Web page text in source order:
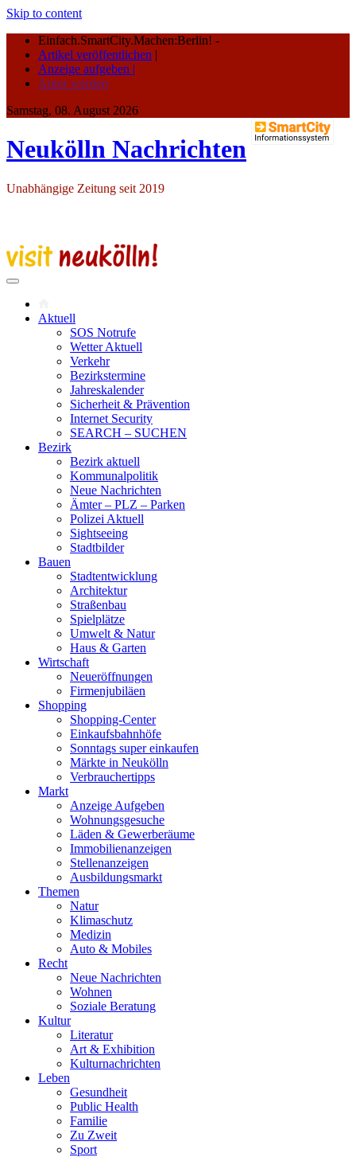
Skip to content
Einfach.SmartCity.Machen:Berlin! -
Artikel veröffentlichen |
Anzeige aufgeben |
Autor werden
Samstag, 08. August 2026
Neukölln Nachrichten
Unabhängige Zeitung seit 2019
Aktuell
SOS Notrufe
Wetter Aktuell
Verkehr
Bezirkstermine
Jahreskalender
Sicherheit & Prävention
Internet Security
SEARCH – SUCHEN
Bezirk
Bezirk aktuell
Kommunalpolitik
Neue Nachrichten
Ämter – PLZ – Parken
Polizei Aktuell
Sightseeing
Stadtbilder
Bauen
Stadtentwicklung
Architektur
Straßenbau
Spielplätze
Umwelt & Natur
Haus & Garten
Wirtschaft
Neueröffnungen
Firmenjubiläen
Shopping
Shopping-Center
Einkaufsbahnhöfe
Sonntags super einkaufen
Märkte in Neukölln
Verbrauchertipps
Markt
Anzeige Aufgeben
Wohnungsgesuche
Läden & Gewerberäume
Immobilienanzeigen
Stellenanzeigen
Ausbildungsmarkt
Themen
Natur
Klimaschutz
Medizin
Auto & Mobiles
Recht
Neue Nachrichten
Wohnen
Soziale Beratung
Kultur
Literatur
Art & Exhibition
Kulturnachrichten
Leben
Gesundheit
Public Health
Familie
Zu Zweit
Sport